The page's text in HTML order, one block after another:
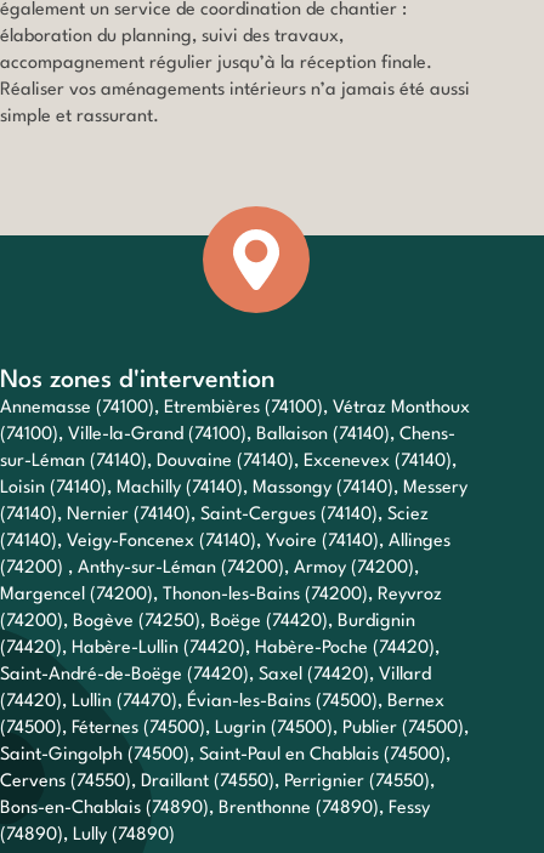
également un service de coordination de chantier :
élaboration du planning, suivi des travaux,
accompagnement régulier jusqu’à la réception finale.
Réaliser vos aménagements intérieurs n’a jamais été aussi
simple et rassurant.
Nos zones d'intervention
Annemasse (74100), Etrembières (74100), Vétraz Monthoux
(74100), Ville-la-Grand (74100), Ballaison (74140), Chens-
sur-Léman (74140), Douvaine (74140), Excenevex (74140),
Loisin (74140), Machilly (74140), Massongy (74140), Messery
(74140), Nernier (74140), Saint-Cergues (74140), Sciez
(74140), Veigy-Foncenex (74140), Yvoire (74140), Allinges
(74200) , Anthy-sur-Léman (74200), Armoy (74200),
Margencel (74200), Thonon-les-Bains (74200), Reyvroz
(74200), Bogève (74250), Boëge (74420), Burdignin
(74420), Habère-Lullin (74420), Habère-Poche (74420),
Saint-André-de-Boëge (74420), Saxel (74420), Villard
(74420), Lullin (74470), Évian-les-Bains (74500), Bernex
(74500), Féternes (74500), Lugrin (74500), Publier (74500),
Saint-Gingolph (74500), Saint-Paul en Chablais (74500),
Cervens (74550), Draillant (74550), Perrignier (74550),
Bons-en-Chablais (74890), Brenthonne (74890), Fessy
(74890), Lully (74890)